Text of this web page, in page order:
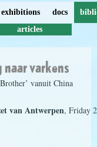
exhibitions docs
articles
varkens
vanuit China
van Antwerpen, Friday